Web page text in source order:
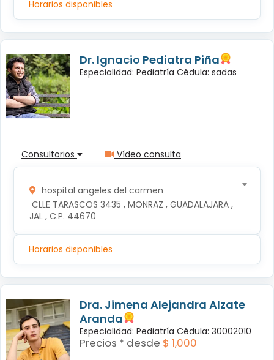
Horarios disponibles
Dr. Ignacio Pediatra Piña
Especialidad: Pediatría Cédula: sadas
Consultorios Vídeo consulta
hospital angeles del carmen
JAL , C.P. 44670
Horarios disponibles
Dra. Jimena Alejandra Alzate
Aranda
Especialidad: Pediatría Cédula: 30002010
Precios * desde $ 1,000